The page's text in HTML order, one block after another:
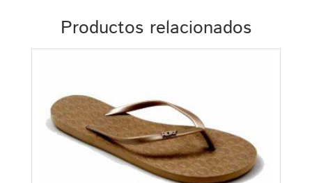
Productos relacionados